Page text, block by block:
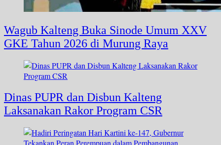
Wagub Kalteng Buka Sinode Umum XXV
GKE Tahun 2026 di Murung Raya
Dinas PUPR dan Disbun Kalteng
Laksanakan Rakor Program CSR